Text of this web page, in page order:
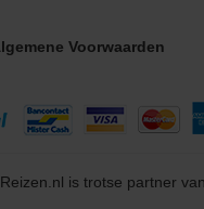
Voorwaarden
is trotse partner